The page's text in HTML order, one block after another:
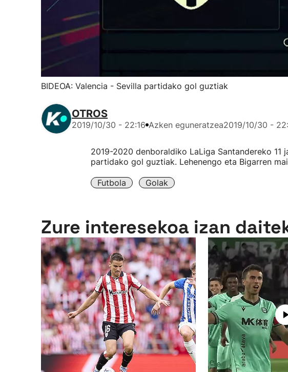
BIDEOA: Valencia - Sevilla partidako gol guztiak
OTROS
2019/10/30 - 22:16 Azken eguneratzea2019/10/30 -
2019-2020 denboraldiko LaLiga Santandereko 11
partidako gol guztiak. Lehenengo eta Bigarren
Futbola Golak
Zure interesekoa izan